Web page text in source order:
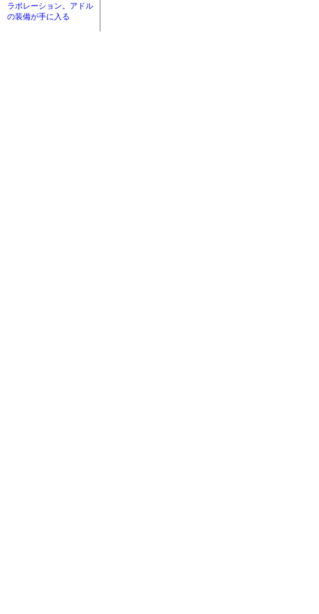
ラボレーション。アドル
の装備が手に入る